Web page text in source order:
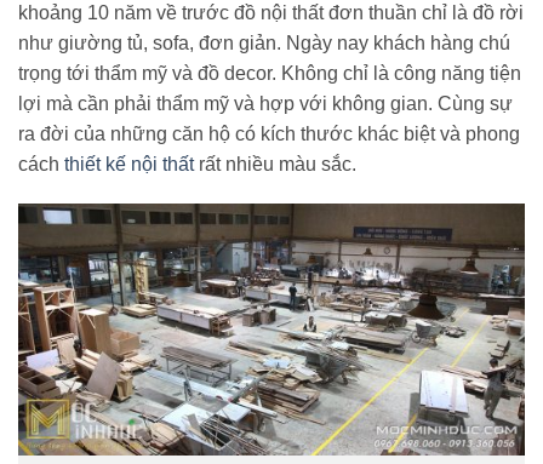
khoảng 10 năm về trước đồ nội thất đơn thuần chỉ là đồ rời
như giường tủ, sofa, đơn giản. Ngày nay khách hàng chú
trọng tới thẩm mỹ và đồ decor. Không chỉ là công năng tiện
lợi mà cần phải thẩm mỹ và hợp với không gian. Cùng sự
ra đời của những căn hộ có kích thước khác biệt và phong
cách thiết kế nội thấtrất nhiều màu sắc.